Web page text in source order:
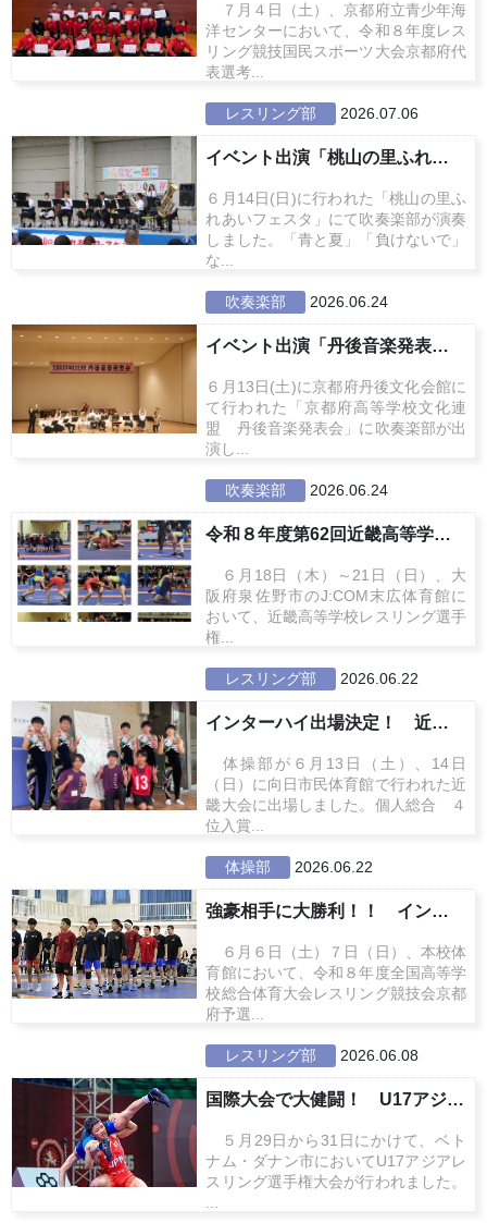
７月４日（土）、京都府立青少年海
洋センターにおいて、令和８年度レス
リング競技国民スポーツ大会京都府代
表選考...
レスリング部 2026.07.06
イベント出演「桃山の里ふれあいフ...
６月14日(日)に行われた「桃山の里ふ
れあいフェスタ」にて吹奏楽部が演奏
しました。「青と夏」「負けないで」
な...
吹奏楽部 2026.06.24
イベント出演「丹後音楽発表会」
６月13日(土)に京都府丹後文化会館に
て行われた「京都府高等学校文化連
盟 丹後音楽発表会」に吹奏楽部が出
演し...
吹奏楽部 2026.06.24
令和８年度第62回近畿高等学校レ...
６月18日（木）～21日（日）、大
阪府泉佐野市のJ:COM末広体育館に
おいて、近畿高等学校レスリング選手
権...
レスリング部 2026.06.22
インターハイ出場決定！ 近畿高等...
体操部が６月13日（土）、14日
（日）に向日市民体育館で行われた近
畿大会に出場しました。個人総合 ４
位入賞...
体操部 2026.06.22
強豪相手に大勝利！！ インターハ...
６月６日（土）７日（日）、本校体
育館において、令和８年度全国高等学
校総合体育大会レスリング競技会京都
府予選...
レスリング部 2026.06.08
国際大会で大健闘！ U17アジア...
５月29日から31日にかけて、ベト
ナム・ダナン市においてU17アジアレ
スリング選手権大会が行われました。